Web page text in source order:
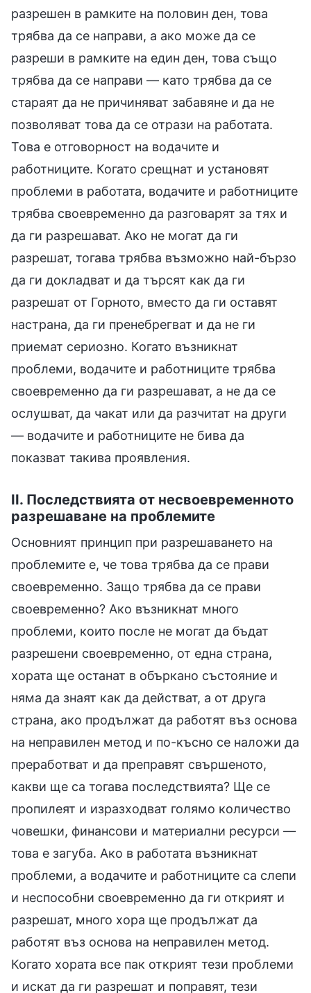
разрешен в рамките на половин ден, това
трябва да се направи, а ако може да се
разреши в рамките на един ден, това също
трябва да се направи — като трябва да се
стараят да не причиняват забавяне и да не
позволяват това да се отрази на работата.
Това е отговорност на водачите и
работниците. Когато срещнат и установят
проблеми в работата, водачите и работниците
трябва своевременно да разговарят за тях и
да ги разрешават. Ако не могат да ги
разрешат, тогава трябва възможно най-бързо
да ги докладват и да търсят как да ги
разрешат от Горното, вместо да ги оставят
настрана, да ги пренебрегват и да не ги
приемат сериозно. Когато възникнат
проблеми, водачите и работниците трябва
своевременно да ги разрешават, а не да се
ослушват, да чакат или да разчитат на други
— водачите и работниците не бива да
показват такива проявления.
II. Последствията от несвоевременното
разрешаване на проблемите
Основният принцип при разрешаването на
проблемите е, че това трябва да се прави
своевременно. Защо трябва да се прави
своевременно? Ако възникнат много
проблеми, които после не могат да бъдат
разрешени своевременно, от една страна,
хората ще останат в объркано състояние и
няма да знаят как да действат, а от друга
страна, ако продължат да работят въз основа
на неправилен метод и по-късно се наложи да
преработват и да преправят свършеното,
какви ще са тогава последствията? Ще се
пропилеят и изразходват голямо количество
човешки, финансови и материални ресурси —
това е загуба. Ако в работата възникнат
проблеми, а водачите и работниците са слепи
и неспособни своевременно да ги открият и
разрешат, много хора ще продължат да
работят въз основа на неправилен метод.
Когато хората все пак открият тези проблеми
и искат да ги разрешат и поправят, тези